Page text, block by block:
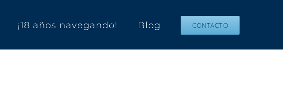
¡18 años navegando! Blog CONTACTO